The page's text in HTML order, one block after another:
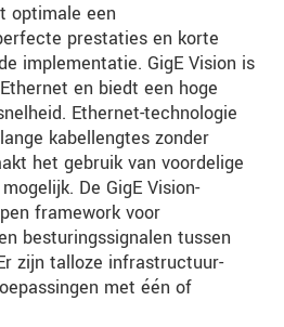
optimale een
prestaties en korte
implementatie. GigE Vision is
en biedt een hoge
Ethernet-technologie
kabellengtes zonder
het gebruik van voordelige
De GigE Vision-
framework voor
besturingssignalen tussen
zijn talloze infrastructuur-
met één of